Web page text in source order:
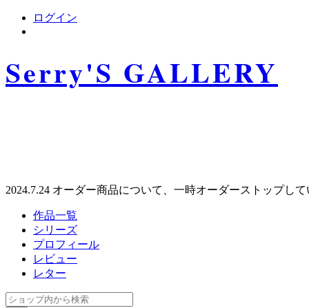
ログイン
Serry'S GALLERY
2024.7.24 オーダー商品について、一時オーダーストップし
作品一覧
シリーズ
プロフィール
レビュー
レター